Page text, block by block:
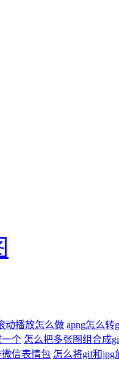
动播放怎么做 apng怎么转
一个 怎么把多张图组合成
信表情包 怎么将gif和jpg